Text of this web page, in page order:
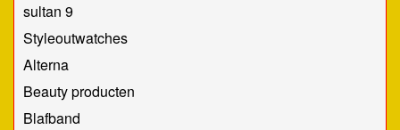
sultan 9
Styleoutwatches
Alterna
Beauty producten
Blafband